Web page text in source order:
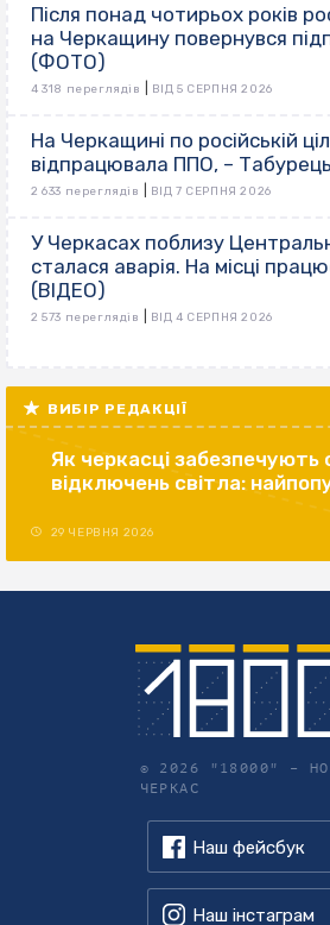
Після понад чотирьох років
на Черкащину повернувся
(ФОТО)
4 318 переглядів ВІД 5 СЕРПНЯ 2026
На Черкащині по російській
відпрацювала ППО, – Табурець
2 633 переглядів ВІД 7 СЕРПНЯ 2026
У Черкасах поблизу
сталася аварія. На місці
(ВІДЕО)
2 573 переглядів ВІД 4 СЕРПНЯ 2026
ВИБІР РЕДАКЦІЇ
Як черкасці забезпечують
відключень світла:
29 ЧЕРВНЯ 2026
© 2026 "18000" –
ЧЕРКАС
Наш фейсбук
Наш інстаграм